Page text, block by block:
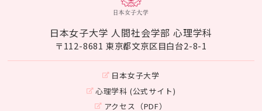
日本女子大学 人間社会学部 心理学科
〒112-8681 東京都文京区目白台2-8-1
日本女子大学
心理学科 (公式サイト)
アクセス（PDF）